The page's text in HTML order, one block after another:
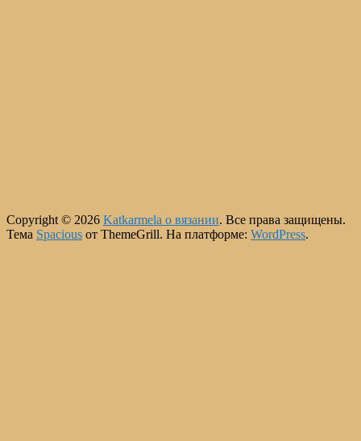
Copyright © 2026 Katkarmela о вязании. Все права защищены.
Тема Spacious от ThemeGrill. На платформе: WordPress.